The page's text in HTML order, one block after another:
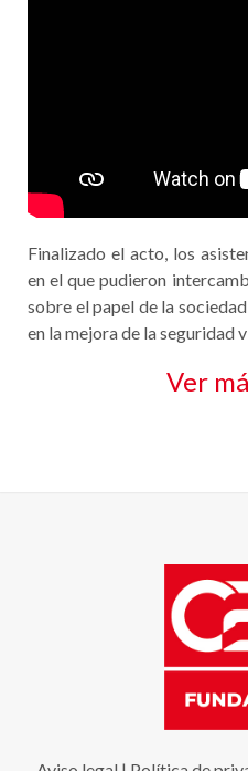
Finalizado el acto, los
en el que pudieron
sobre el papel de la
en la mejora de la seguridad
Ver